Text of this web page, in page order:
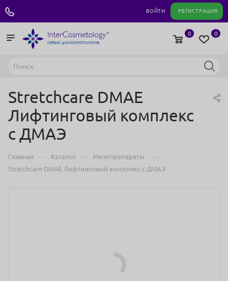
ВОЙТИ РЕГИСТРАЦИЯ
0
0
Stretchcare DMAE
Лифтинговый комплекс
с ДМАЭ
Главная — Каталог — Мезопрепараты —
Stretchcare DMAE Лифтинговый комплекс с ДМАЭ